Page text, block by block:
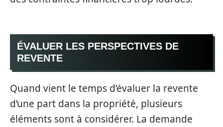
ÉVALUER LES PERSPECTIVES DE
REVENTE
Quand vient le temps d’évaluer la revente
d’une part dans la propriété, plusieurs
éléments sont à considérer. La demande